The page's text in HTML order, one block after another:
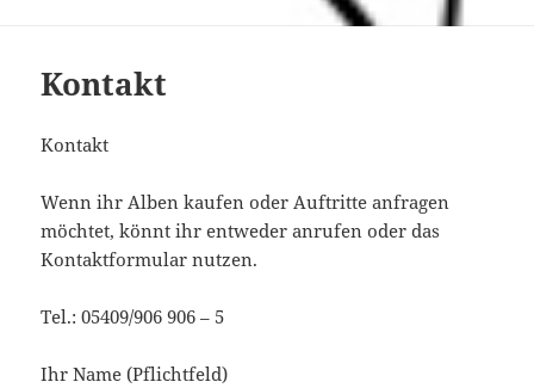
Kontakt
Kontakt
Wenn ihr Alben kaufen oder Auftritte anfragen
möchtet, könnt ihr entweder anrufen oder das
Kontaktformular nutzen.
Tel.: 05409/906 906 – 5
Ihr Name (Pflichtfeld)